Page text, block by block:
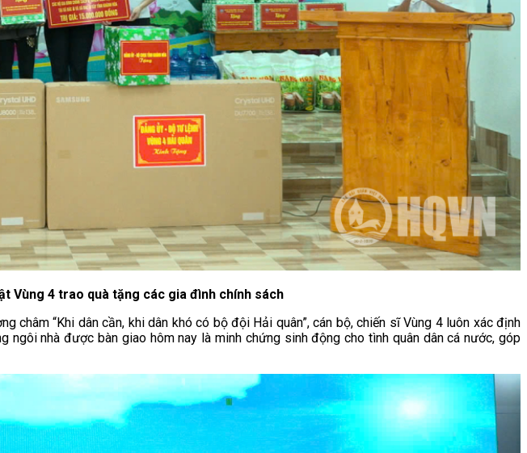
Vùng 4 trao quà tặng các gia đình chính sách
châm “Khi dân cần, khi dân khó có bộ đội Hải quân”, cán bộ, chiến sĩ Vùng 4 luôn xác định
ngôi nhà được bàn giao hôm nay là minh chứng sinh động cho tình quân dân cá nước, góp